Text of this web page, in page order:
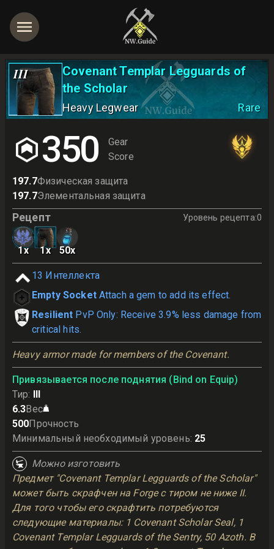
III
Covenant Templar Legguards of
the Scholar
Heavy Legwear Rare
350
Gear
Score
197.7Физическая защита
197.7Элементальная защита
Рецепт Уровень рецепта:0
1x 1x 50x
13 Интеллекта
Empty Socket Attach a gem to add its effect.
Resilient PvP Only: Receive 3.9% less damage from
critical hits.
Heavy armor made for members of the Covenant.
Привязывается после поднятия (Bind on Equip)
Тир: III
6.3Вес
500Прочность
Минимальный необходимый уровень: 25
Можно изготовить
Предмет "Covenant Templar Legguards of the Scholar"
может быть скрафчен на Forge с тиром не ниже II.
Для того чтобы его скрафтить потребуются
следующие материалы: 1 Covenant Scholar Seal, 1
Covenant Templar Legguards of the Sentry, 50 Azoth. В